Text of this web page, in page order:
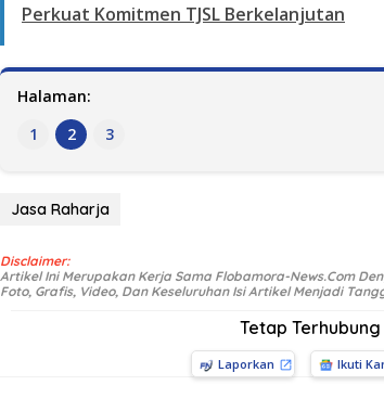
Perkuat Komitmen TJSL Berkelanjutan
Halaman:
1
2 3
Jasa Raharja
Disclaimer:
Artikel Ini Merupakan Kerja Sama Flobamora-News.Com
Foto, Grafis, Video, Dan Keseluruhan Isi Artikel Menjadi
Tetap
Laporkan Ikuti